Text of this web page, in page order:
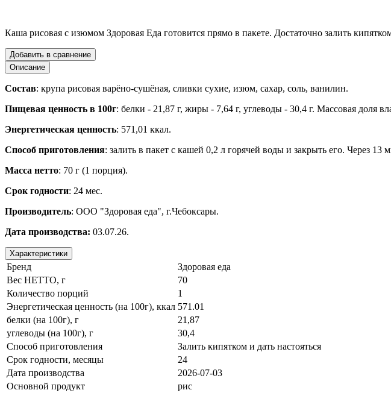
Каша рисовая с изюмом Здоровая Еда готовится прямо в пакете. Достаточно залить
Добавить в сравнение
Описание
Состав: крупа рисовая варёно-сушёная, сливки сухие, изюм, сахар, соль, ванилин.
Пищевая ценность в 100г: белки - 21,87 г, жиры - 7,64 г, углеводы - 30,4 г. Массовая доля
Энергетическая ценность: 571,01 ккал.
Способ приготовления: залить в пакет с кашей 0,2 л горячей воды и закрыть его. Через
Масса нетто: 70 г (1 порция).
Срок годности: 24 мес.
Производитель: ООО "Здоровая еда", г.Чебоксары.
Дата производства: 03.07.26.
Характеристики
Бренд
Здоровая еда
Вес НЕТТО, г
70
Количество порций
1
Энергетическая ценность (на 100г), ккал 571.01
белки (на 100г), г
21,87
углеводы (на 100г), г
30,4
Способ приготовления
Залить кипятком и дать настояться
Срок годности, месяцы
24
Дата производства
2026-07-03
Основной продукт
рис